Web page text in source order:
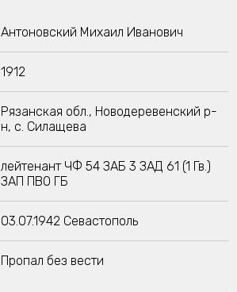
Антоновский Михаил Иванович
1912
Рязанская обл., Новодеревенский р-
н, с. Силащева
лейтенант ЧФ 54 ЗАБ 3 ЗАД 61 (1 Гв.)
ЗАП ПВО ГБ
03.07.1942 Севастополь
Пропал без вести